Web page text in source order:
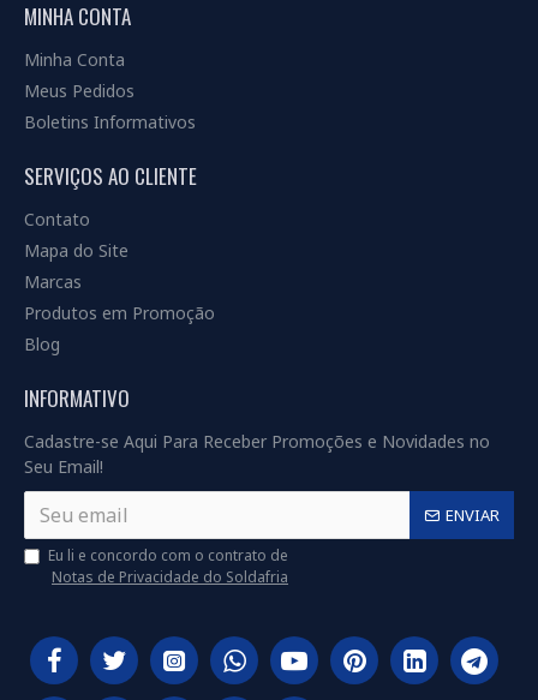
MINHA CONTA
Minha Conta
Meus Pedidos
Boletins Informativos
SERVIÇOS AO CLIENTE
Contato
Mapa do Site
Marcas
Produtos em Promoção
Blog
INFORMATIVO
Cadastre-se Aqui Para Receber Promoções e Novidades no
Seu Email!
ENVIAR
Eu li e concordo com o contrato de
Notas de Privacidade do Soldafria